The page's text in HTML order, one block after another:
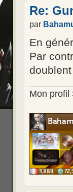
Re:
par
En
Par
Mon profil